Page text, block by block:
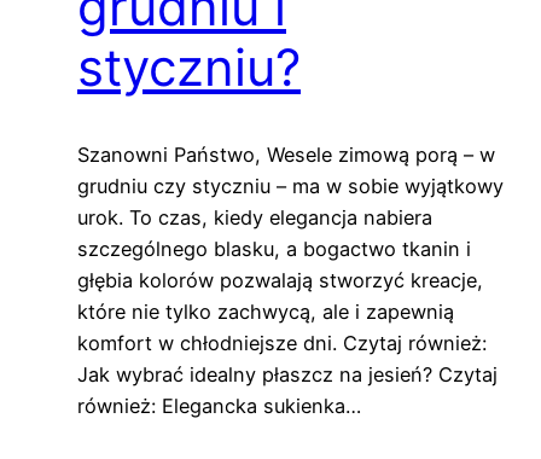
styczniu?
Szanowni Państwo, Wesele zimową porą – w
grudniu czy styczniu – ma w sobie wyjątkowy
urok. To czas, kiedy elegancja nabiera
szczególnego blasku, a bogactwo tkanin i
głębia kolorów pozwalają stworzyć kreacje,
które nie tylko zachwycą, ale i zapewnią
komfort w chłodniejsze dni. Czytaj również:
Jak wybrać idealny płaszcz na jesień? Czytaj
również: Elegancka sukienka…